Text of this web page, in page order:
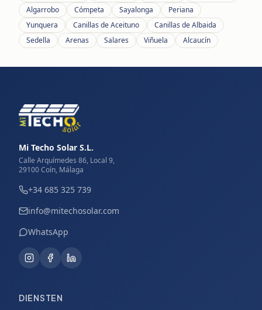
Algarrobo
Cómpeta Sayalonga
Periana
Yunquera
Canillas de Aceituno
Canillas de Albaida
Sedella
Arenas Salares Viñuela Alcaucín
Mi Techo Solar S.L.
Calle Arquímedes 86, Local 9,
29100 Coín, Málaga
+34 685 325 739
info@mitechosolar.com
WhatsApp
DIENSTEN